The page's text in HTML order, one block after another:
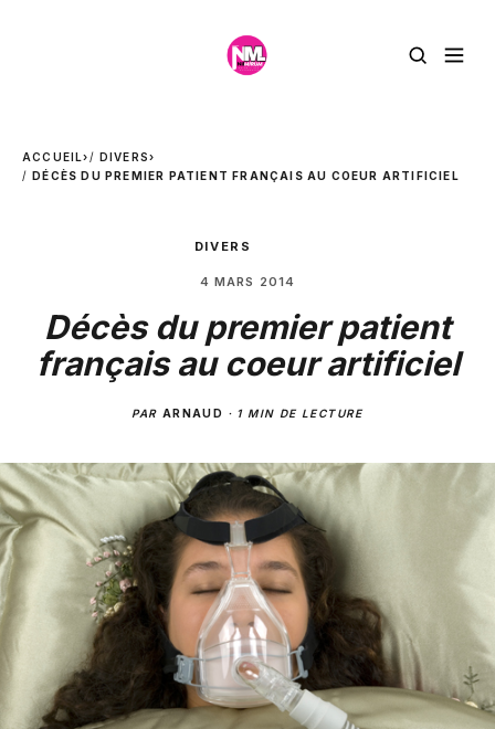
ACCUEIL› DIVERS›
DÉCÈS DU PREMIER PATIENT FRANÇAIS AU COEUR ARTIFICIEL
DIVERS
4 MARS 2014
Décès du premier patient
français au coeur artificiel
PAR ARNAUD · 1 MIN DE LECTURE